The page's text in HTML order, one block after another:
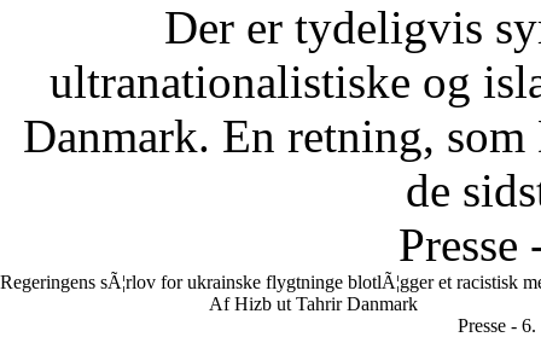
Der er tydeligvis
ultranationalistiske og
Danmark. En retning,
de
Regeringens sÃ¦rlov for ukrainske flygtninge blotlÃ¦gger et racistisk
Af Hizb ut Tahrir Danmark
Presse -